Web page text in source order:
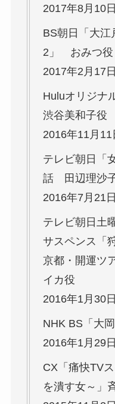
2017年8月10日
BS朝日「大江
2」 おみつ役
2017年2月17日
Huluオリジナ
渋谷美和子役
2016年11月11
テレビ朝日「
話 田辺理沙
2016年7月21日
テレビ朝日土
サスペンス「
京都・開運ツ
イカ役
2016年1月30日
NHK BS「大
2016年1月29日
CX「痛快TV
を潰す女～」